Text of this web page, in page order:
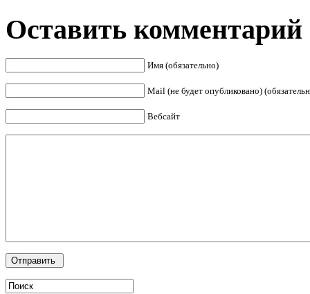
Оставить комментарий
Имя (обязательно)
Mail (не будет опубликовано)
Вебсайт